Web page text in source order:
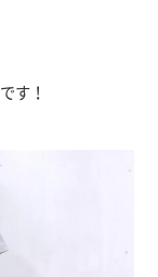
す！